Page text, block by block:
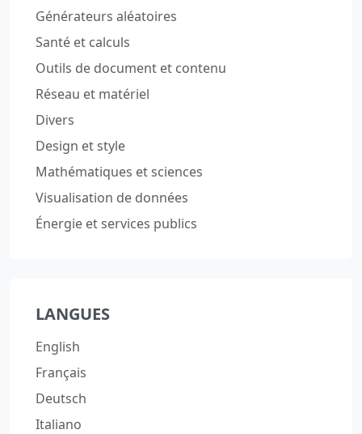
Générateurs aléatoires
Santé et calculs
Outils de document et contenu
Réseau et matériel
Divers
Design et style
Mathématiques et sciences
Visualisation de données
Énergie et services publics
LANGUES
English
Français
Deutsch
Italiano